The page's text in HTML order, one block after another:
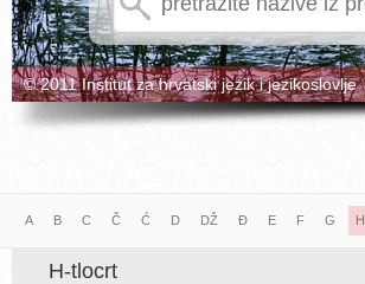
© 2011 Institut za hrvatski jezik i jezikoslovlje
A B C Č Ć D DŽ Đ E F G H
H-tlocrt